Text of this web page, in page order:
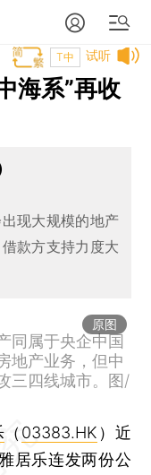
试听
T中
海系”再收
现大规模的地产
款方支持力度大
原图
同属于央企中国
地产业务，但中
三四线城市。图/
（ 03383.HK ）近
居乐连发两份公